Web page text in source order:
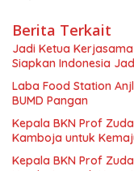
Berita Terkait
Jadi Ketua Kerjasama
Siapkan Indonesia
Laba Food Station
BUMD Pangan
Kepala BKN Prof
Kamboja untuk
Kepala BKN Prof